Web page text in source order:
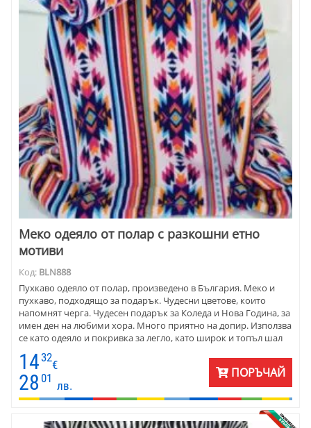
Меко одеяло от полар с разкошни етно
мотиви
Код: BLN888
Пухкаво одеяло от полар, произведено в България. Меко и
пухкаво, подходящо за подарък. Чудесни цветове, които
напомнят черга. Чудесен подарък за Коледа и Нова Година, за
имен ден на любими хора. Много приятно на допир. Използва
се като одеяло и покривка за легло, като широк и топъл шал
за всеки ден. Размер 150 х 180 см.
14 32
€
28 01
лв.
ПОРЪЧАЙ